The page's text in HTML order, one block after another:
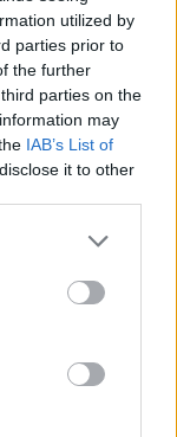
utilized by
parties prior to
the further
parties on the
may
IAB’s List of
it to other
és a
megindult
viszont lejtőre
dollárra esett
IT
szakértő
Foundation
interjúban